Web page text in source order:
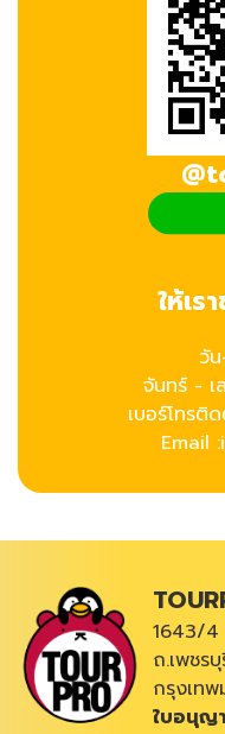
ให้เ
วั
จันทร์ - เ
เบอร์โทรติ
Email
1643/4
ถ.เพชร
กรุงเท
ใบอนุญ